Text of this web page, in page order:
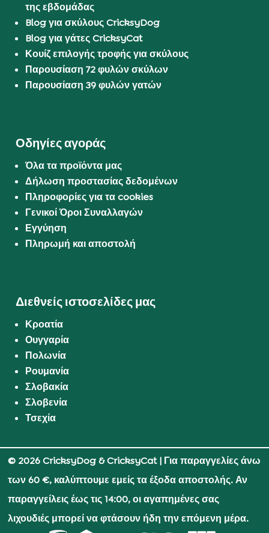
της εβδομάδας
Blog για σκύλους CricksyDog
Blog για γάτες CricksyCat
Κουίζ επιλογής τροφής για σκύλους
Παρουσίαση 72 φυλών σκύλων
Παρουσίαση 39 φυλών γατών
Οδηγίες αγοράς
Όλα τα προϊόντα μας
Δήλωση προστασίας δεδομένων
Πληροφορίες για τα cookies
Γενικοί Όροι Συναλλαγών
Εγγύηση
Πληρωμή και αποστολή
Διεθνείς ιστοσελίδες μας
Κροατία
Ουγγαρία
Πολωνία
Ρουμανία
Σλοβακία
Σλοβενία
Τσεχία
© 2026 CricksyDog & CricksyCat| Για παραγγελίες άνω
των 60 €, καλύπτουμε εμείς τα έξοδα αποστολής. Αν
παραγγείλεις έως τις 14:00, οι αγαπημένες σας
λιχουδιές μπορεί να φτάσουν ήδη την επόμενη μέρα.